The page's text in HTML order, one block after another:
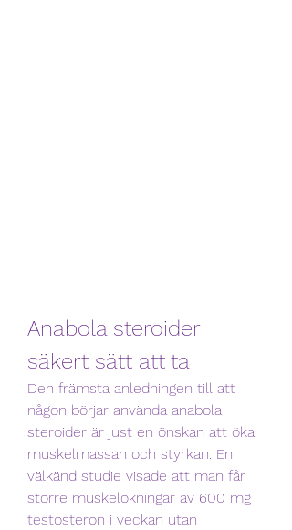
Anabola steroider
säkert sätt att ta
Den främsta anledningen till att
någon börjar använda anabola
steroider är just en önskan att öka
muskelmassan och styrkan. En
välkänd studie visade att man får
större muskelökningar av 600 mg
testosteron i veckan utan